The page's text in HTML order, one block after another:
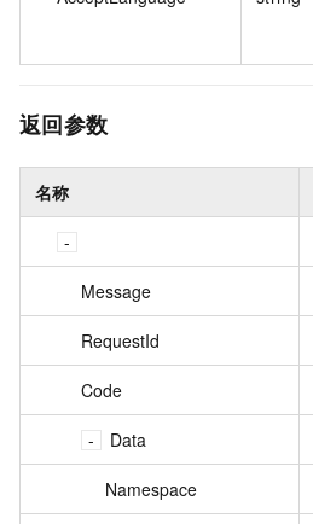
返回参数
名称
Message
RequestId
Code
Data
Namespace